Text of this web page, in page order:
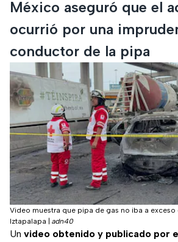
México aseguró que el
ocurrió por una
conductor de la pipa
Video muestra que pipa de gas no iba a
Iztapalapa
adn40
Un video obtenido y publicado por